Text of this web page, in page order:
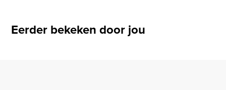
Eerder bekeken door jou